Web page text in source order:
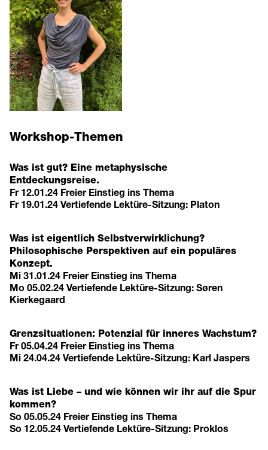
Workshop-Themen
Was ist gut? Eine metaphysische
Entdeckungsreise.
Fr 12.01.24 Freier Einstieg ins Thema
Fr 19.01.24 Vertiefende Lektüre-Sitzung: Platon
Was ist eigentlich Selbstverwirklichung?
Philosophische Perspektiven auf ein populäres
Konzept.
Mi 31.01.24 Freier Einstieg ins Thema
Mo 05.02.24 Vertiefende Lektüre-Sitzung: Søren
Kierkegaard
Grenzsituationen: Potenzial für inneres Wachstum?
Fr 05.04.24 Freier Einstieg ins Thema
Mi 24.04.24 Vertiefende Lektüre-Sitzung: Karl Jaspers
Was ist Liebe – und wie können wir ihr auf die Spur
kommen?
So 05.05.24 Freier Einstieg ins Thema
So 12.05.24 Vertiefende Lektüre-Sitzung: Proklos